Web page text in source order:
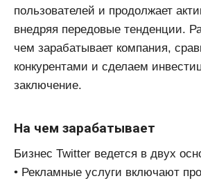
пользователей и продолжает
внедряя передовые тенденции.
чем зарабатывает компания,
конкурентами и сделаем
заключение.
На чем зарабатывает
Бизнес Twitter ведется в двух
• Рекламные услуги включают